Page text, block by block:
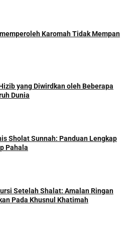
Karomah Tidak Mempan
yang Diwirdkan oleh Beberapa
Dunia
Sholat Sunnah: Panduan Lengkap
Pahala
Setelah Shalat: Amalan Ringan
Pada Khusnul Khatimah